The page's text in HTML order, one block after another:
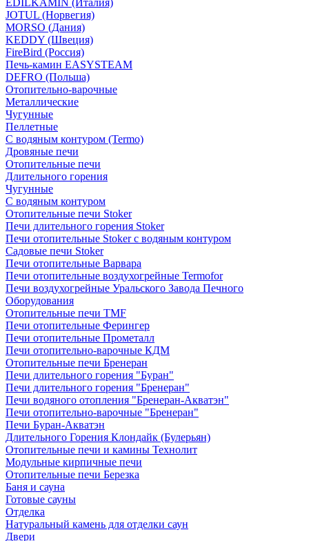
EDILKAMIN (Италия)
JOTUL (Норвегия)
MORSO (Дания)
KEDDY (Швеция)
FireBird (Россия)
Печь-камин EASYSTEAM
DEFRO (Польша)
Отопительно-варочные
Металлические
Чугунные
Пеллетные
С водяным контуром (Termo)
Дровяные печи
Отопительные печи
Длительного горения
Чугунные
C водяным контуром
Отопительные печи Stoker
Печи длительного горения Stoker
Печи отопительные Stoker с водяным контуром
Садовые печи Stoker
Печи отопительные Варвара
Печи отопительные воздухогрейные Termofor
Печи воздухогрейные Уральского Завода Печного
Оборудования
Отопительные печи TMF
Печи отопительные Ферингер
Печи отопительные Прометалл
Печи отопительно-варочные КДМ
Отопительные печи Бренеран
Печи длительного горения "Буран"
Печи длительного горения "Бренеран"
Печи водяного отопления "Бренеран-Акватэн"
Печи отопительно-варочные "Бренеран"
Печи Буран-Акватэн
Длительного Горения Клондайк (Булерьян)
Отопительные печи и камины Технолит
Модульные кирпичные печи
Отопительные печи Березка
Баня и сауна
Готовые сауны
Отделка
Натуральный камень для отделки саун
Двери